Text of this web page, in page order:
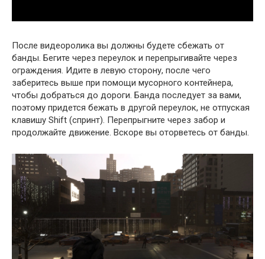
После видеоролика вы должны будете сбежать от
банды. Бегите через переулок и перепрыгивайте через
ограждения. Идите в левую сторону, после чего
заберитесь выше при помощи мусорного контейнера,
чтобы добраться до дороги. Банда последует за вами,
поэтому придется бежать в другой переулок, не отпуская
клавишу Shift (спринт). Перепрыгните через забор и
продолжайте движение. Вскоре вы оторветесь от банды.